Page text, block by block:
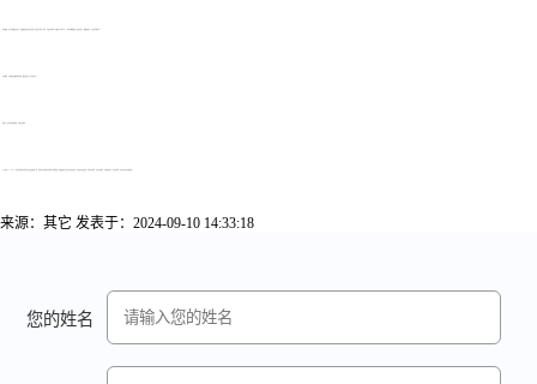
来源：其它 发表于：2024-09-10 14:33:18
您的姓名